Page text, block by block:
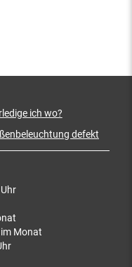
Monat
ich wo?
defekt